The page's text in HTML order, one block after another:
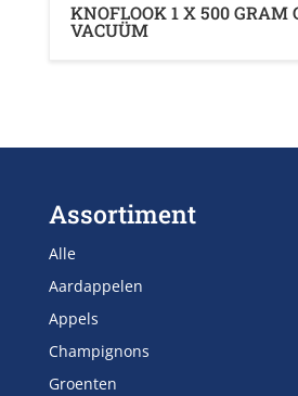
KNOFLOOK 1 X 500 GRAM
VACUÜM
Assortiment
Alle
Aardappelen
Appels
Champignons
Groenten